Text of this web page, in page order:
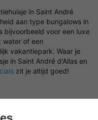
in Saint André
aan type bungalows in
bijvoorbeeld voor een luxe
water of een
vakantiepark. Waar je
in Saint André d'Allas en
zit je altijd goed!